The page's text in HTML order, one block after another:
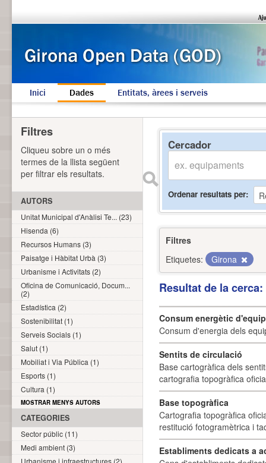
Inici Dades Entitats, àrees i serveis
Cercador
Ordenar resultats per
Filtres
Etiquetes:
Girona
Resultat de la
Consum energètic
Consum d'energia dels
Sentits de circulació
Base cartogràfica dels
cartografia topogràfica
Base topogràfica
Cartografia topogràfica
restitució fotogramètrica i
Establiments dedicats a
Filtres
Cliqueu sobre un o més
termes de la llista següent
per filtrar els resultats.
AUTORS
Unitat Municipal d'Anàlisi Te... (23)
Hisenda (6)
Recursos Humans (3)
Paisatge i Hàbitat Urbà (3)
Urbanisme i Activitats (2)
Oficina de Comunicació, Docum...
(2)
Estadística (2)
Sostenibilitat (1)
Serveis Socials (1)
Salut (1)
Mobiliat i Via Pública (1)
Esports (1)
Cultura (1)
MOSTRAR MENYS AUTORS
CATEGORIES
Sector públic (11)
Medi ambient (3)
Urbanisme i infraestructures (2)